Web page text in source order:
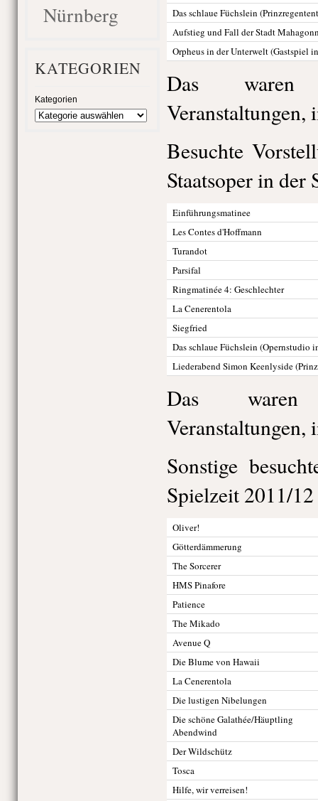
Nürnberg
KATEGORIEN
Kategorien
Das schlaue Füchslein
Aufstieg und Fall der Stadt
Orpheus in der Unterwelt (Gastspiel
Das waren
Veranstaltungen,
Besuchte
Staatsoper in der
Einführungsmatinee
Les Contes d'Hoffmann
Turandot
Parsifal
Ringmatinée 4: Geschlechter
La Cenerentola
Siegfried
Das schlaue Füchslein (Opernstudio
Liederabend Simon Keenlyside
Das waren
Veranstaltungen,
Sonstige
Spielzeit 2011/12
Oliver!
Götterdämmerung
The Sorcerer
HMS Pinafore
Patience
The Mikado
Avenue Q
Die Blume von Hawaii
La Cenerentola
Die lustigen Nibelungen
Die schöne Galathée/Häuptling
Abendwind
Der Wildschütz
Tosca
Hilfe, wir verreisen!